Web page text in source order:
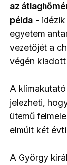
az
példa - idézik
egyetem
vezetőjét a
végén kiadott
A
jelezheti,
ütemű
elmúlt két
A György